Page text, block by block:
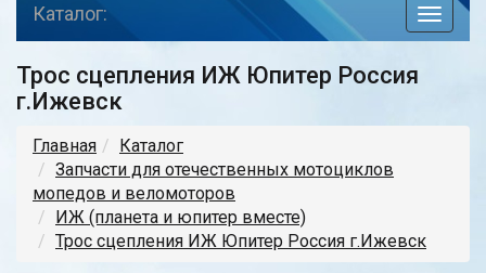
toggle
Каталог:
Трос сцепления ИЖ Юпитер Россия
г.Ижевск
Главная
Каталог
Запчасти для отечественных мотоциклов
мопедов и веломоторов
ИЖ (планета и юпитер вместе)
Трос сцепления ИЖ Юпитер Россия г.Ижевск